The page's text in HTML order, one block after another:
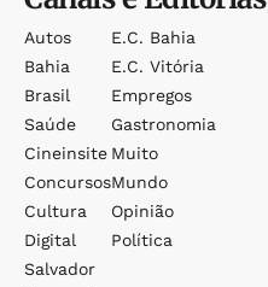
Autos
Bahia
Brasil
Saúde
Cineinsite
Concursos
Cultura
Digital
Salvador
E.c. Bahia
E.c. Vitória
Empregos
Gastronomia
Muito
Mundo
Opinião
Política